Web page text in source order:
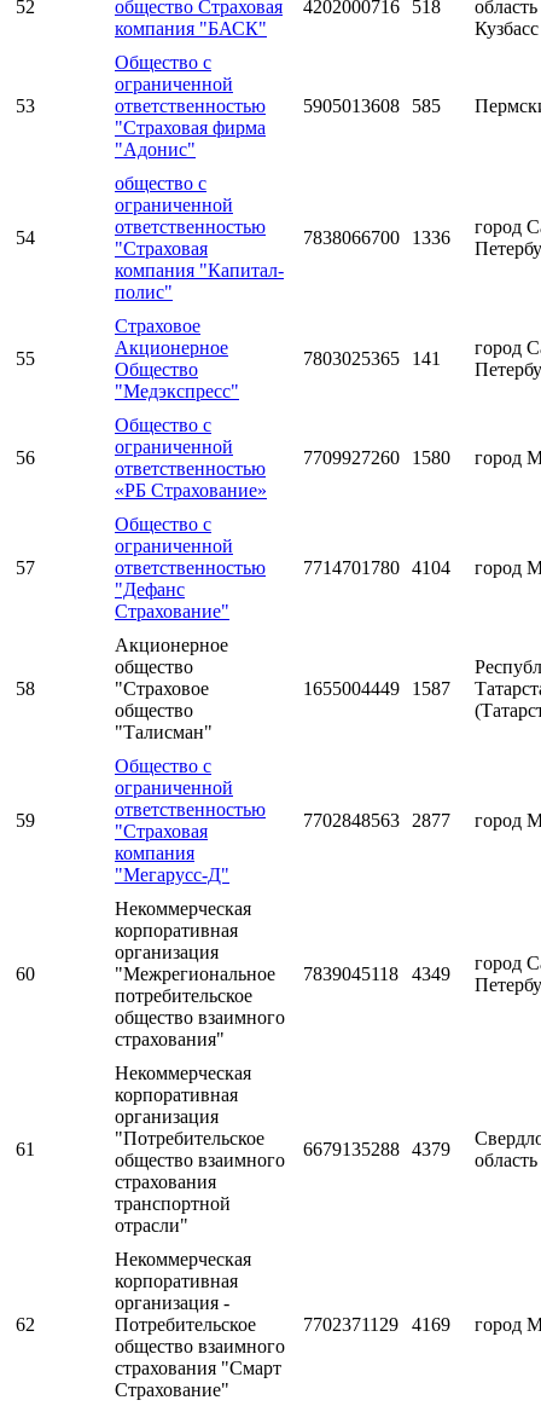
52
общество Страховая
компания "БАСК"
4202000716 518
Кузбасс
53
Общество с
ограниченной
ответственностью
"Страховая фирма
"Адонис"
5905013608 585
54
общество с
ограниченной
ответственностью
"Страховая
компания "Капитал-
полис"
7838066700 1336
город
55
Страховое
Акционерное
Общество
"Медэкспресс"
7803025365 141
город
56
Общество с
ограниченной
ответственностью
«РБ Страхование»
7709927260 1580 город
57
Общество с
ограниченной
ответственностью
"Дефанс
Страхование"
7714701780 4104 город
58
Акционерное
общество
"Страховое
общество
"Талисман"
1655004449 1587
59
Общество с
ограниченной
ответственностью
"Страховая
компания
"Мегарусс-Д"
7702848563 2877 город
60
Некоммерческая
корпоративная
организация
"Межрегиональное
потребительское
общество взаимного
страхования"
7839045118 4349
город
61
Некоммерческая
корпоративная
организация
"Потребительское
общество взаимного
страхования
транспортной
отрасли"
6679135288 4379
область
62
Некоммерческая
корпоративная
организация -
Потребительское
общество взаимного
страхования "Смарт
Страхование"
7702371129 4169 город